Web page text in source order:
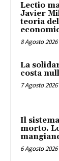
Lectio
Javier
teoria
8 Agosto 2026
La
costa
7 Agosto 2026
Il
morto.
6 Agosto 2026